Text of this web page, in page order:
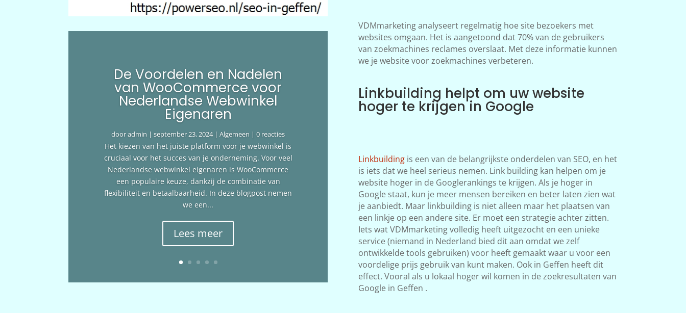
De Voordelen en Nadelen
van WooCommerce voor
Nederlandse Webwinkel
Eigenaren
dooradmin |september 23, 2024|Algemeen | 0 reacties
Het kiezen van het juiste platform voor je webwinkel is
cruciaal voor het succes van je onderneming. Voor veel
Nederlandse webwinkel eigenaren is WooCommerce
een populaire keuze, dankzij de combinatie van
flexibiliteit en betaalbaarheid. In deze blogpost nemen
we een...
Lees meer
VDMmarketing analyseert regelmatig hoe site bezoekers met
websites omgaan. Het is aangetoond dat 70% van de gebruikers
van zoekmachines reclames overslaat. Met deze informatie kunnen
we je website voor zoekmachines verbeteren.
Linkbuilding helpt om uw website
hoger te krijgen in Google
Linkbuildingis een van de belangrijkste onderdelen van SEO, en het
is iets dat we heel serieus nemen. Link building kan helpen om je
website hoger in de Googlerankings te krijgen. Als je hoger in
Google staat, kun je meer mensen bereiken en beter laten zien wat
je aanbiedt. Maar linkbuilding is niet alleen maar het plaatsen van
een linkje op een andere site. Er moet een strategie achter zitten.
Iets wat VDMmarketing volledig heeft uitgezocht en een unieke
service (niemand in Nederland bied dit aan omdat we zelf
ontwikkelde tools gebruiken) voor heeft gemaakt waar u voor een
voordelige prijs gebruik van kunt maken. Ook in Geffen heeft dit
effect. Vooral als u lokaal hoger wil komen in de zoekresultaten van
Google in Geffen .